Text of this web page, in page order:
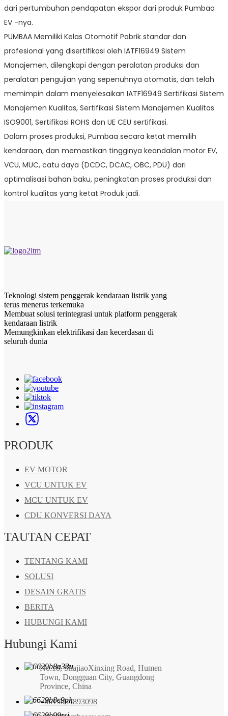
dari pertumbuhan pendapatan ekspor dari produk Pumbaa
EV -nya.
PUMBAA Memiliki Kelas Otomotif Pabrik standar dan
profesional yang disertifikasi oleh IATF16949 Sistem
Manajemen, dilengkapi dengan peralatan produksi dan
peralatan pengujian yang sepenuhnya otomatis, dan telah
memimpin dalam menyelesaikan IATF16949 Sertifikasi Sistem
Manajemen Kualitas, Sertifikasi Sistem Manajemen Kualitas
ISO9001, Sertifikasi ROHS dan UE CEU sertifikasi.
Dalam proses produksi, Pumbaa secara ketat memilih
kendaraan, dan memastikan tingginya keandalan motor EV,
VCU, MUC, catu daya (DCDC, DCAC, OBC, PDU) dari
optimalisasi bahan baku, peningkatan proses produksi dan
kontrol kualitas yang ketat Produk jadi.
Teknologi sistem penggerak kendaraan listrik yang
terus menerus terkemuka
Membuat solusi terintegrasi untuk platform penggerak
kendaraan listrik
Memungkinkan elektrifikasi dan kecerdasan di
seluruh dunia
PRODUK
EV MOTOR
VCU UNTUK EV
MCU UNTUK EV
CDU KONVERSI DAYA
TAUTAN CEPAT
TENTANG KAMI
SOLUSI
DESAIN GRATIS
BERITA
HUBUNGI KAMI
Hubungi Kami
No.18, ShajiaoXinxing Road, Humen
Town, Dongguan City, Guangdong
Province, China
+8615084893098